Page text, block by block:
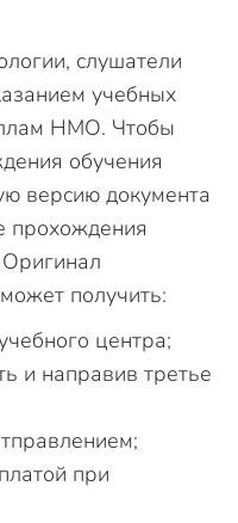
слушатели
учебных
НМО. Чтобы
обучения
версию документа
прохождения
получить:
центра;
и направив третье
при